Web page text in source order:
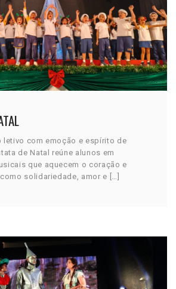
letivo com emoção e espírito de
de Natal reúne alunos em
que aquecem o coração e
solidariedade, amor e […]